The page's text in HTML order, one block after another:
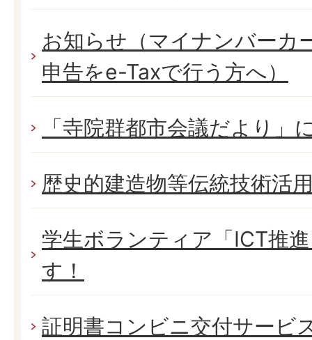
お知らせ（マイナンバーカ
申告をe-Taxで行う方へ）
「寺院群都市会議だより」
歴史的建造物等伝統技術活
学生ボランティア「ICT推
す！
証明書コンビニ交付サービ